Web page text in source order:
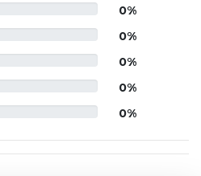
0%
0%
0%
0%
0%